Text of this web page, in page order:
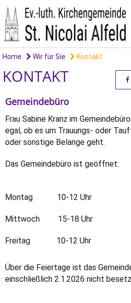
Home Wir für Sie Kontakt
KONTAKT
Gemeindebüro
Frau Sabine Kranz im
egal, ob es um Trauungs- oder
oder sonstige Belange geht.
Das Gemeindebüro ist geöffnet:
Montag 10-12 Uhr
Mittwoch 15-18 Uhr
Freitag 10-12 Uhr
Über die Feiertage ist das
einschließlich 2.1.2026 nicht